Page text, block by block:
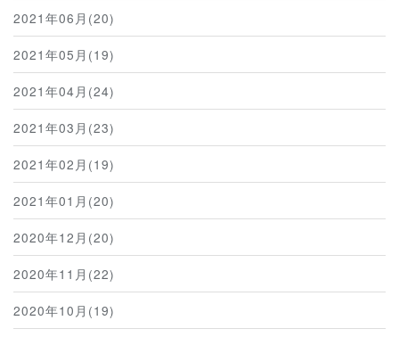
2021年06月(20)
2021年05月(19)
2021年04月(24)
2021年03月(23)
2021年02月(19)
2021年01月(20)
2020年12月(20)
2020年11月(22)
2020年10月(19)